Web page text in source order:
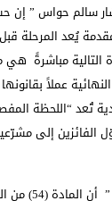
سالم حواس ” إن
يُعد المرحلة
التالية مباشرةً
النهائية عملاً
تُعد “اللحظة
الفائزين إلى
وبيّن الخبير